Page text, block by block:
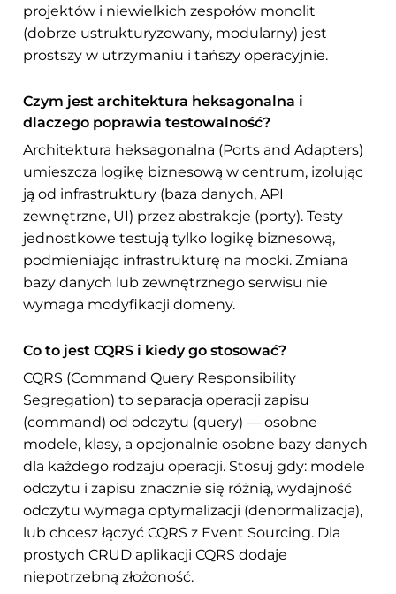
projektów i niewielkich zespołów monolit
(dobrze ustrukturyzowany, modularny) jest
prostszy w utrzymaniu i tańszy operacyjnie.
Czym jest architektura heksagonalna i
dlaczego poprawia testowalność?
Architektura heksagonalna (Ports and Adapters)
umieszcza logikę biznesową w centrum, izolując
ją od infrastruktury (baza danych, API
zewnętrzne, UI) przez abstrakcje (porty). Testy
jednostkowe testują tylko logikę biznesową,
podmieniając infrastrukturę na mocki. Zmiana
bazy danych lub zewnętrznego serwisu nie
wymaga modyfikacji domeny.
Co to jest CQRS i kiedy go stosować?
CQRS (Command Query Responsibility
Segregation) to separacja operacji zapisu
(command) od odczytu (query) — osobne
modele, klasy, a opcjonalnie osobne bazy danych
dla każdego rodzaju operacji. Stosuj gdy: modele
odczytu i zapisu znacznie się różnią, wydajność
odczytu wymaga optymalizacji (denormalizacja),
lub chcesz łączyć CQRS z Event Sourcing. Dla
prostych CRUD aplikacji CQRS dodaje
niepotrzebną złożoność.